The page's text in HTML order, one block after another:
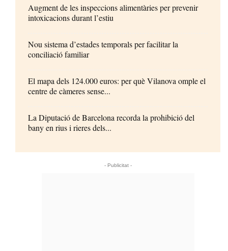
Augment de les inspeccions alimentàries per prevenir
intoxicacions durant l’estiu
Nou sistema d’estades temporals per facilitar la
conciliació familiar
El mapa dels 124.000 euros: per què Vilanova omple el
centre de càmeres sense...
La Diputació de Barcelona recorda la prohibició del
bany en rius i rieres dels...
- Publicitat -